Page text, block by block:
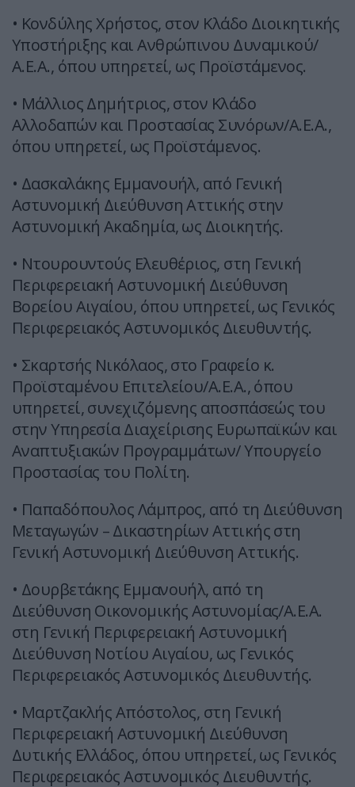
• Κονδύλης Χρήστος, στον Κλάδο Διοικητικής
Υποστήριξης και Ανθρώπινου Δυναμικού/
Α.Ε.Α., όπου υπηρετεί, ως Προϊστάμενος.
• Μάλλιος Δημήτριος, στον Κλάδο
Αλλοδαπών και Προστασίας Συνόρων/Α.Ε.Α.,
όπου υπηρετεί, ως Προϊστάμενος.
• Δασκαλάκης Εμμανουήλ, από Γενική
Αστυνομική Διεύθυνση Αττικής στην
Αστυνομική Ακαδημία, ως Διοικητής.
• Ντουρουντούς Ελευθέριος, στη Γενική
Περιφερειακή Αστυνομική Διεύθυνση
Βορείου Αιγαίου, όπου υπηρετεί, ως Γενικός
Περιφερειακός Αστυνομικός Διευθυντής.
• Σκαρτσής Νικόλαος, στο Γραφείο κ.
Προϊσταμένου Επιτελείου/Α.Ε.Α., όπου
υπηρετεί, συνεχιζόμενης αποσπάσεώς του
στην Υπηρεσία Διαχείρισης Ευρωπαϊκών και
Αναπτυξιακών Προγραμμάτων/ Υπουργείο
Προστασίας του Πολίτη.
• Παπαδόπουλος Λάμπρος, από τη Διεύθυνση
Μεταγωγών – Δικαστηρίων Αττικής στη
Γενική Αστυνομική Διεύθυνση Αττικής.
• Δουρβετάκης Εμμανουήλ, από τη
Διεύθυνση Οικονομικής Αστυνομίας/Α.Ε.Α.
στη Γενική Περιφερειακή Αστυνομική
Διεύθυνση Νοτίου Αιγαίου, ως Γενικός
Περιφερειακός Αστυνομικός Διευθυντής.
• Μαρτζακλής Απόστολος, στη Γενική
Περιφερειακή Αστυνομική Διεύθυνση
Δυτικής Ελλάδος, όπου υπηρετεί, ως Γενικός
Περιφερειακός Αστυνομικός Διευθυντής.